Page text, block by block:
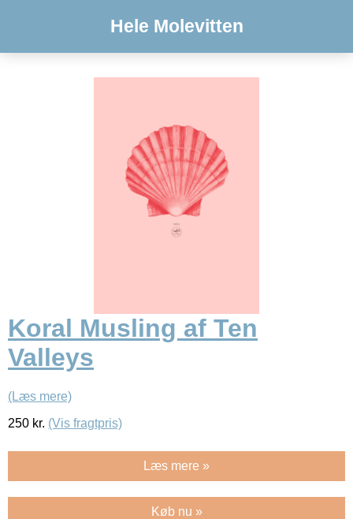
Hele Molevitten
Koral Musling af Ten
Valleys
(Læs mere)
250 kr. (Vis fragtpris)
Læs mere »
Køb nu »